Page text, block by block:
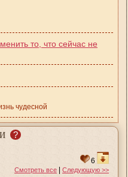
то, что сейчас не
чудесной
?
6
Смотреть все | Следующую >>